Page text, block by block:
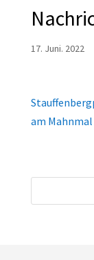
17. Juni. 2022
am Mahnmal